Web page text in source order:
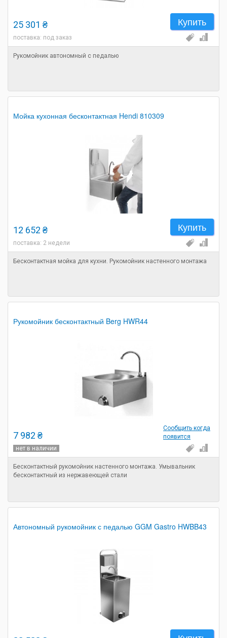
Купить
25 301 ₴
поставка: под заказ
Рукомойник автономный с педалью
Мойка кухонная бесконтактная Hendi 810309
Купить
12 652 ₴
поставка: 2 недели
Бесконтактная мойка для кухни. Рукомойник настенного монтажа
Рукомойник бесконтактный Berg HWR44
Сообщить когда
появится
7 982 ₴
нет в наличии
Бесконтактный рукомойник настенного монтажа. Умывальник
бесконтактный из нержавеющей стали
Автономный рукомойник с педалью GGM Gastro HWBB43